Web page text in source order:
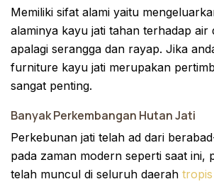
Memiliki sifat alami yaitu
alaminya kayu jati tahan terhadap air
apalagi serangga dan rayap. Jika
furniture kayu jati merupakan
sangat penting.
Banyak Perkembangan Hutan Jati
Perkebunan jati telah ad dari
pada zaman modern seperti saat ini,
telah muncul di seluruh daerah tropis